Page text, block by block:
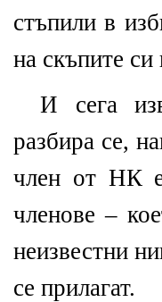
стъпили в
на скъпите си
И сега
разбира се,
член от НК е
членове –
неизвестни
се прилагат.